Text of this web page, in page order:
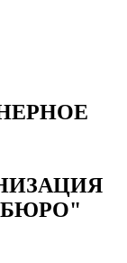
БЮРО"